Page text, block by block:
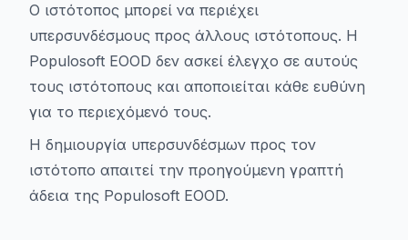
Ο ιστότοπος μπορεί να περιέχει
υπερσυνδέσμους προς άλλους ιστότοπους. Η
Populosoft EOOD δεν ασκεί έλεγχο σε αυτούς
τους ιστότοπους και αποποιείται κάθε ευθύνη
για το περιεχόμενό τους.
Η δημιουργία υπερσυνδέσμων προς τον
ιστότοπο απαιτεί την προηγούμενη γραπτή
άδεια της Populosoft EOOD.